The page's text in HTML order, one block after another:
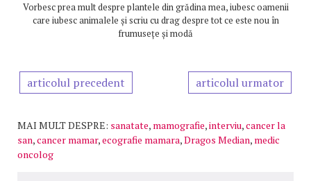
Vorbesc prea mult despre plantele din grădina mea, iubesc oamenii
care iubesc animalele și scriu cu drag despre tot ce este nou în
frumusețe și modă
articolul precedent articolul urmator
MAI MULT DESPRE: sanatate, mamografie,interviu,cancer la
san,cancer mamar,ecografie mamara,Dragos Median, medic
oncolog